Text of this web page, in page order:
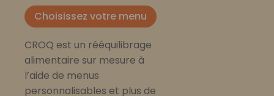
Choisissez votre menu
CROQ est un rééquilibrage
alimentaire sur mesure à
l’aide de menus
personnalisables et plus de